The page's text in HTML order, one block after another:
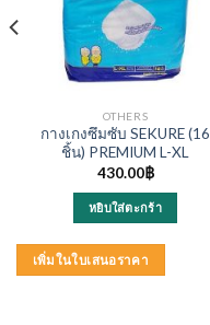
OTHERS
กางเกงซึมซับ SEKURE (16
ชิ้น) PREMIUM L-XL
430.00฿
หยิบใส่ตะกร้า
เพิ่มในใบเสนอราคา